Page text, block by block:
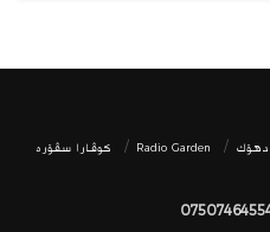
دهۆك Radio Garden كوڤارا سڤۆره‌